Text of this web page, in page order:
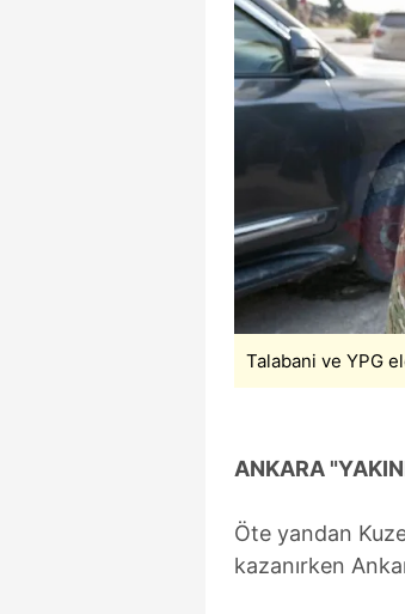
Talabani ve YPG
ANKARA
Öte yandan
kazanırken